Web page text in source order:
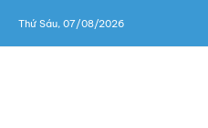
Thứ Sáu, 07/08/2026